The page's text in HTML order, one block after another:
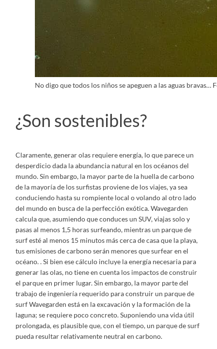
No digo que todos los niños se apeguen a las aguas bravas…
¿Son sostenibles?
Claramente, generar olas requiere energía, lo que parece un
desperdicio dada la abundancia natural en los océanos del
mundo. Sin embargo, la mayor parte de la huella de carbono
de la mayoría de los surfistas proviene de los viajes, ya sea
conduciendo hasta su rompiente local o volando al otro lado
del mundo en busca de la perfección exótica. Wavegarden
calcula que, asumiendo que conduces un SUV, viajas solo y
pasas al menos 1,5 horas surfeando, mientras un parque de
surf esté al menos 15 minutos más cerca de casa que la playa,
tus emisiones de carbono serán menores que surfear en el
océano. . Si bien ese cálculo incluye la energía necesaria para
generar las olas, no tiene en cuenta los impactos de construir
el parque en primer lugar. Sin embargo, la mayor parte del
trabajo de ingeniería requerido para construir un parque de
surf Wavegarden está en la excavación y la formación de la
laguna; se requiere poco concreto. Suponiendo una vida útil
prolongada, es plausible que, con el tiempo, un parque de surf
pueda resultar relativamente neutral en carbono.